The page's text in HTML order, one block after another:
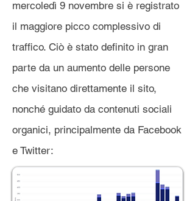
mercoledì 9 novembre si è registrato
il maggiore picco complessivo di
traffico. Ciò è stato definito in gran
parte da un aumento delle persone
che visitano direttamente il sito,
nonché guidato da contenuti sociali
organici, principalmente da Facebook
e Twitter: